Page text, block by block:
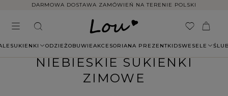
DARMOWA DOSTAWA ZAMÓWIEŃ NA TERENIE POLSKI
SUKIENKI ODZIEŻOBUWIEAKCESORIANA PREZENTKIDSWESELE
NIEBIESKIE SUKIENKI
ZIMOWE